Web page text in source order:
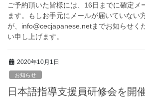
ご予約頂いた皆様には、16日までに確定メ
ます。もしお手元にメールが届いていない
が、info@cecjapanese.netまでお知らせく
い申し上げます。
2020年10月1日
お知らせ
日本語指導支援員研修会を開